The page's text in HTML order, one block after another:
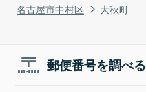
名古屋市中村区
大秋町
郵便番号を調べる